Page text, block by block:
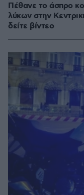
Πέθανε το άσπρο
λύκων στην
δείτε βίντεο